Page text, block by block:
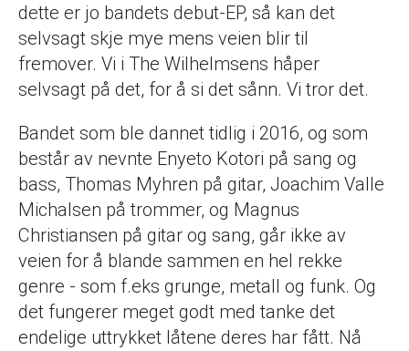
dette er jo bandets debut-EP, så kan det
selvsagt skje mye mens veien blir til
fremover. Vi i The Wilhelmsens håper
selvsagt på det, for å si det sånn. Vi tror det.
Bandet som ble dannet tidlig i 2016, og som
består av nevnte Enyeto Kotori på sang og
bass, Thomas Myhren på gitar, Joachim Valle
Michalsen på trommer, og Magnus
Christiansen på gitar og sang, går ikke av
veien for å blande sammen en hel rekke
genre - som f.eks grunge, metall og funk. Og
det fungerer meget godt med tanke det
endelige uttrykket låtene deres har fått. Nå